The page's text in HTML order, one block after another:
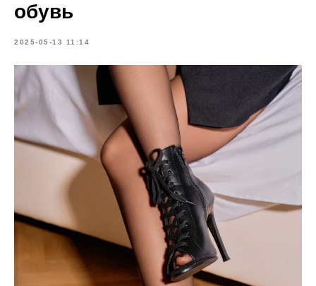
обувь
2025-05-13 11:14